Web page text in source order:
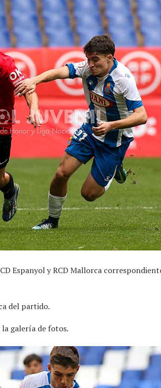
Espanyol y RCD Mallorca
del partido.
galería de fotos.